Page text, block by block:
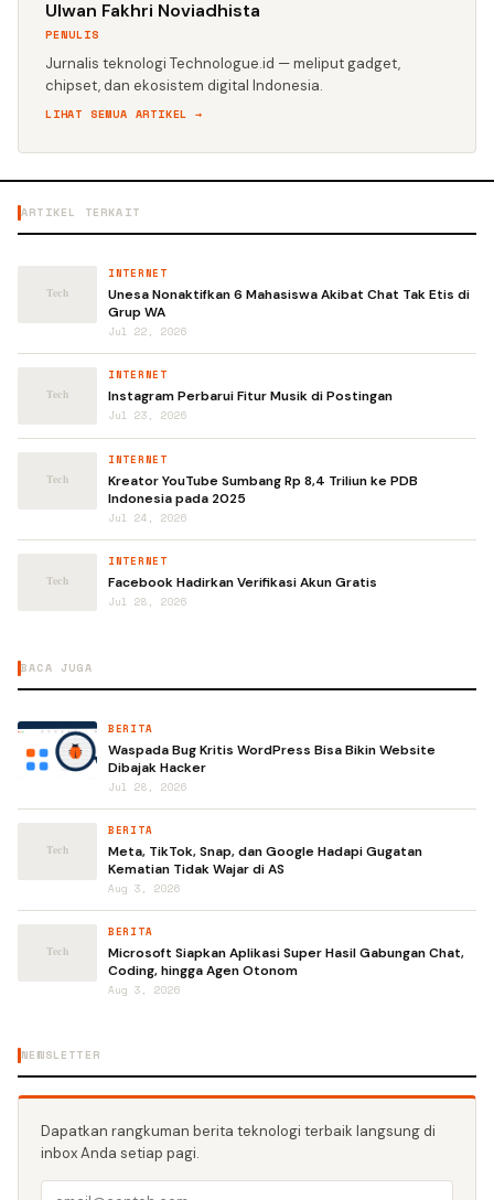
Ulwan Fakhri Noviadhista
PENULIS
Jurnalis teknologi Technologue.id — meliput gadget,
chipset, dan ekosistem digital Indonesia.
LIHAT SEMUA ARTIKEL →
ARTIKEL TERKAIT
INTERNET
Unesa Nonaktifkan 6 Mahasiswa Akibat Chat Tak Etis di
Grup WA
Jul 22, 2026
INTERNET
Instagram Perbarui Fitur Musik di Postingan
Jul 23, 2026
INTERNET
Kreator YouTube Sumbang Rp 8,4 Triliun ke PDB
Indonesia pada 2025
Jul 24, 2026
INTERNET
Facebook Hadirkan Verifikasi Akun Gratis
Jul 28, 2026
BACA JUGA
BERITA
Waspada Bug Kritis WordPress Bisa Bikin Website
Dibajak Hacker
Jul 28, 2026
BERITA
Meta, TikTok, Snap, dan Google Hadapi Gugatan
Kematian Tidak Wajar di AS
Aug 3, 2026
BERITA
Microsoft Siapkan Aplikasi Super Hasil Gabungan Chat,
Coding, hingga Agen Otonom
Aug 3, 2026
NEWSLETTER
Dapatkan rangkuman berita teknologi terbaik langsung di
inbox Anda setiap pagi.